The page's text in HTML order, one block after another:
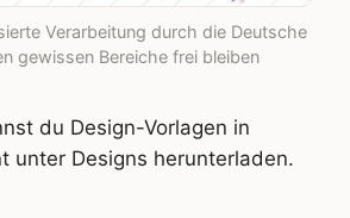
Verarbeitung durch die Deutsche
gewissen Bereiche frei bleiben
du Design-Vorlagen in
unter Designs herunterladen.